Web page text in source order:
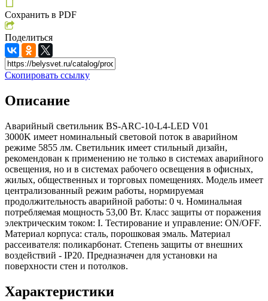
Сохранить в PDF
Поделиться
Скопировать ссылку
Описание
Аварийный светильник BS-ARC-10-L4-LED V01
3000K имеет номинальный световой поток в аварийном
режиме 5855 лм. Светильник имеет стильный дизайн,
рекомендован к применению не только в системах аварийного
освещения, но и в системах рабочего освещения в офисных,
жилых, общественных и торговых помещениях. Модель имеет
централизованный режим работы, нормируемая
продолжительность аварийной работы: 0 ч. Номинальная
потребляемая мощность 53,00 Вт. Класс защиты от поражения
электрическим током: I. Тестирование и управление: ON/OFF.
Материал корпуса: сталь, порошковая эмаль. Материал
рассеивателя: поликарбонат. Степень защиты от внешних
воздействий - IP20. Предназначен для установки на
поверхности стен и потолков.
Характеристики